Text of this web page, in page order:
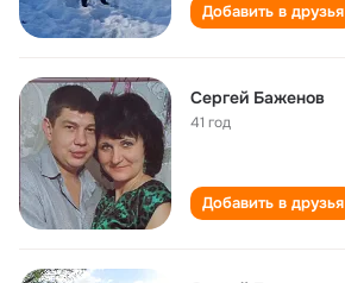
Добавить в друзья
Сергей Баженов
41 год
Добавить в друзья